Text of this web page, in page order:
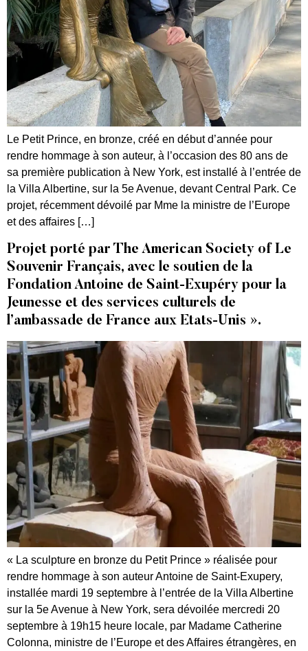
Le Petit Prince, en bronze, créé en début d’année pour
rendre hommage à son auteur, à l’occasion des 80 ans de
sa première publication à New York, est installé à l’entrée de
la Villa Albertine, sur la 5e Avenue, devant Central Park. Ce
projet, récemment dévoilé par Mme la ministre de l’Europe
et des affaires […]
Projet porté par The American Society of Le
Souvenir Français, avec le soutien de la
Fondation Antoine de Saint-Exupéry pour la
Jeunesse et des services culturels de
l’ambassade de France aux Etats-Unis ».
« La sculpture en bronze du Petit Prince » réalisée pour
rendre hommage à son auteur Antoine de Saint-Exupery,
installée mardi 19 septembre à l’entrée de la Villa Albertine
sur la 5e Avenue à New York, sera dévoilée mercredi 20
septembre à 19h15 heure locale, par Madame Catherine
Colonna, ministre de l’Europe et des Affaires étrangères, en